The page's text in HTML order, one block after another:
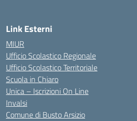
Link Esterni
MIUR
Ufficio Scolastico Regionale
Ufficio Scolastico Territoriale
Scuola in Chiaro
Unica – Iscrizioni On Line
Invalsi
Comune di Busto Arsizio